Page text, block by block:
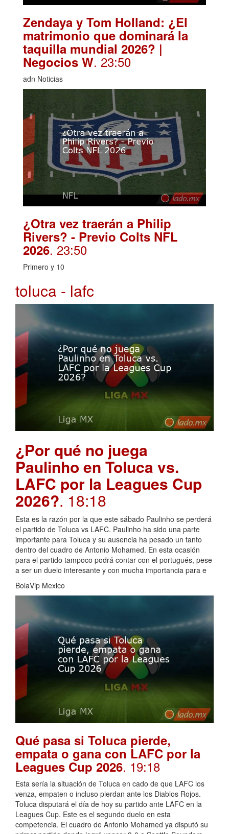
Zendaya y Tom Holland: ¿El
matrimonio que dominará la
taquilla mundial 2026? |
Negocios W. 23:50
adn Noticias
¿Otra vez traerán a Philip
Rivers? - Previo Colts NFL
2026. 23:50
Primero y 10
toluca - lafc
¿Por qué no juega
Paulinho en Toluca vs.
LAFC por la Leagues Cup
2026?. 18:18
Esta es la razón por la que este sábado Paulinho se perderá
el partido de Toluca vs LAFC. Paulinho ha sido una parte
importante para Toluca y su ausencia ha pesado un tanto
dentro del cuadro de Antonio Mohamed. En esta ocasión
para el partido tampoco podrá contar con el portugués, pese
a ser un duelo interesante y con mucha importancia para e
BolaVip Mexico
Qué pasa si Toluca pierde,
empata o gana con LAFC por la
Leagues Cup 2026. 19:18
Esta sería la situación de Toluca en cado de que LAFC los
venza, empaten o incluso pierdan ante los Diablos Rojos.
Toluca disputará el día de hoy su partido ante LAFC en la
Leagues Cup. Este es el segundo duelo en esta
competencia. El cuadro de Antonio Mohamed ya disputó su